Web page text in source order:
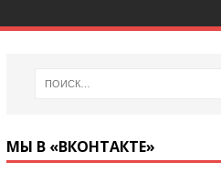
МЫ В «ВКОНТАКТЕ»